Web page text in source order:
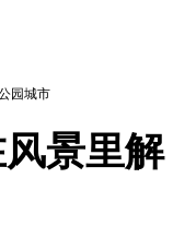
园城市
景里解